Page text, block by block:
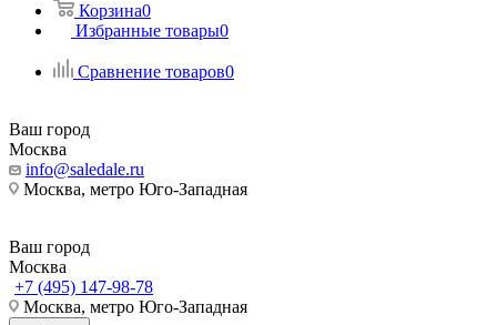
Корзина0
Избранные товары0
Сравнение товаров0
Ваш город
Москва
info@saledale.ru
Москва, метро Юго-Западная
Ваш город
Москва
+7 (495) 147-98-78
Москва, метро Юго-Западная